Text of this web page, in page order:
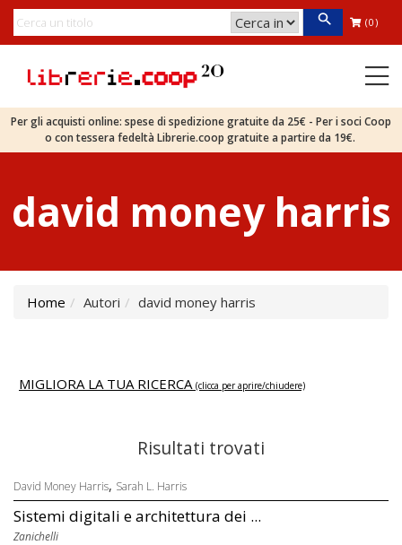
(0)
Per gli acquisti online: spese di spedizione gratuite da 25€ - Per i soci Coop
o con tessera fedeltà Librerie.coop gratuite a partire da 19€.
david money harris
Home Autori david money harris
MIGLIORA LA TUA RICERCA (clicca per aprire/chiudere)
Risultati trovati
David Money Harris, Sarah L. Harris
Sistemi digitali e architettura dei ...
Zanichelli